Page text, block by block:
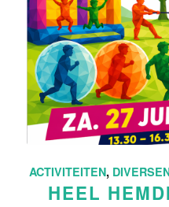
ACTIVITEITEN,
HEEL